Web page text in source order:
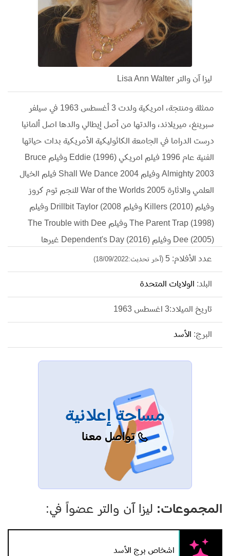
ليزا آن والتر Lisa Ann Walter
ممثلة ومنتجة، امريكية ولدت 3 أغسطس 1963 في سيلفر
سبرينغ، ميريلاند، والدتها من أصل إيطالي والدها اصل ألمانيا
درست الدراما في الجامعة الكاثوليكية الأمريكية بدات حياتها
الفنية عام 1996 فيلم امريكي Eddie (1996) وفيلم Bruce
Almighty 2003 وفيلم Shall We Dance 2004 فيلم الخيال
العلمي والاثارة 2005 War of the Worlds للنجم توم كروز
وفيلم Killers (2010) وفيلم Drillbit Taylor (2008 وفيلم
The Parent Trap (1998) وفيلم The Trouble with Dee
Dee (2005) وفيلم Dependent's Day (2016) غيرها
عدد الأفلام: 5 (آخر تحديث:18/09/2022)
البلد: الولايات المتحدة
تاريخ الميلاد:3 اغسطس 1963
البرج: الأسد
مساحة إعلانية
تواصل معنا
المجموعات: ليزا آن والتر عضواً في:
اشخاص برج الأسد